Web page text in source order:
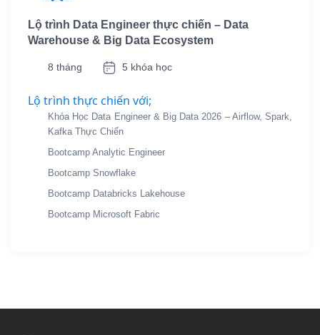
Lộ trình Data Engineer thực chiến – Data
Warehouse & Big Data Ecosystem
8 tháng 5 khóa học
Lộ trình thực chiến với;
Khóa Học Data Engineer & Big Data 2026 – Airflow, Spark,
Kafka Thực Chiến
Bootcamp Analytic Engineer
Bootcamp Snowflake
Bootcamp Databricks Lakehouse
Bootcamp Microsoft Fabric